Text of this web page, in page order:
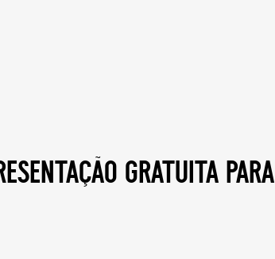
gratuita para